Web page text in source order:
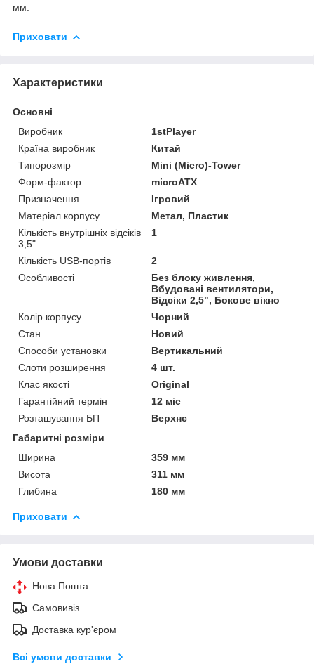
мм.
Приховати
Характеристики
Основні
Виробник
1stPlayer
Країна виробник
Китай
Типорозмір
Mini (Micro)-Tower
Форм-фактор
microATX
Призначення
Ігровий
Матеріал корпусу
Метал, Пластик
Кількість внутрішніх відсіків
3,5"
1
Кількість USB-портів
2
Особливості
Без блоку живлення,
Вбудовані вентилятори,
Відсіки 2,5", Бокове вікно
Колір корпусу
Чорний
Стан
Новий
Способи установки
Вертикальний
Слоти розширення
4 шт.
Клас якості
Original
Гарантійний термін
12 міс
Розташування БП
Верхнє
Габаритні розміри
Ширина
359 мм
Висота
311 мм
Глибина
180 мм
Приховати
Умови доставки
Нова Пошта
Самовивіз
Доставка кур'єром
Всі умови доставки